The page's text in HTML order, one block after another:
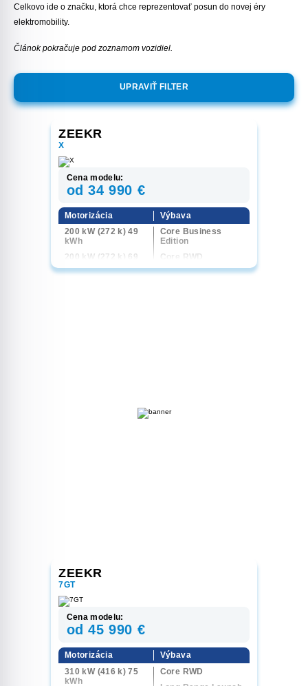
Celkovo ide o značku, ktorá chce reprezentovať posun do novej éry
elektromobility.
Článok pokračuje pod zoznamom vozidiel.
UPRAVIŤ FILTER
ZEEKR
X
Cena modelu:
od 34 990 €
Motorizácia
200 kW (272 k) 49
kWh
200 kW (272 k) 69
kWh
Výbava
Core Business
Edition
Core RWD
Long Range RWD
ZEEKR
7GT
Cena modelu:
od 45 990 €
Motorizácia
310 kW (416 k) 75
kWh
Výbava
Core RWD